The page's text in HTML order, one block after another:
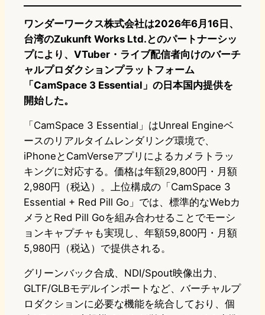
ワンダーワークス株式会社は2026年6月16日、
台湾のZukunft Works Ltd.とのパートナーシッ
プにより、VTuber・ライブ配信者向けのバーチ
ャルプロダクションプラットフォーム
「CamSpace 3 Essential」の日本国内提供を
開始した。
「CamSpace 3 Essential」はUnreal Engineベ
ースのリアルタイムレンダリング環境で、
iPhoneとCamVerseアプリによるカメラトラッ
キングに対応する。価格は年額29,800円・月額
2,980円（税込）。上位構成の「CamSpace 3
Essential + Red Pill Go」では、標準的なWebカ
メラとRed Pill Goを組み合わせることでモーシ
ョンキャプチャも実現し、年額59,800円・月額
5,980円（税込）で提供される。
グリーンバック合成、NDI/Spout映像出力、
GLTF/GLBモデルインポートなど、バーチャルプ
ロダクションに必要な機能を統合しており、個